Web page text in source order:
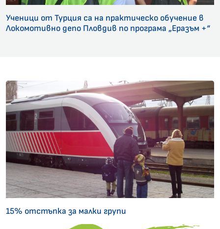
Ученици от Турция са на практическо обучение в
Локомотивно депо Пловдив по програма „Еразъм +“
15% отстъпка за малки групи